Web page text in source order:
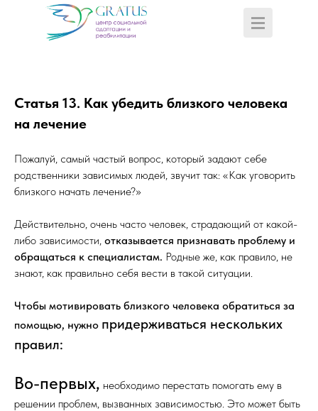
Статья 13. Как убедить близкого человека
на лечение
Пожалуй, самый частый вопрос, который задают себе
родственники зависимых людей, звучит так: «Как уговорить
близкого начать лечение?»
Действительно, очень часто человек, страдающий от какой-
либо зависимости, отказывается признавать проблему и
обращаться к специалистам. Родные же, как правило, не
знают, как правильно себя вести в такой ситуации.
Чтобы мотивировать близкого человека обратиться за
помощью, нужно придерживаться нескольких
правил:
Во-первых, необходимо перестать помогать ему в
решении проблем, вызванных зависимостью. Это может быть